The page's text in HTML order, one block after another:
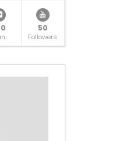
50
Followers